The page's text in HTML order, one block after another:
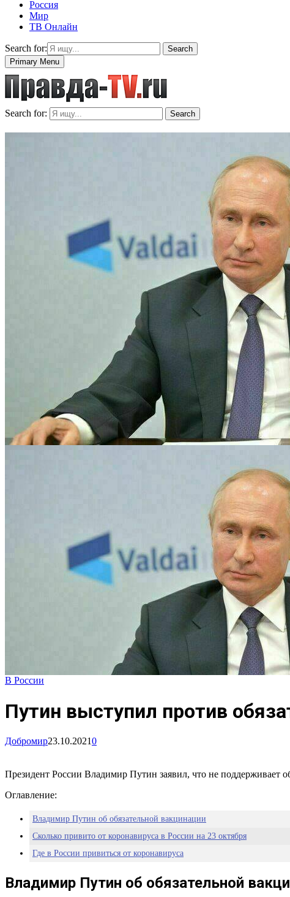
Россия
Мир
ТВ Онлайн
Search for:
Search
Primary Menu
Search for: Search
В России
Путин выступил против
Добромир23.10.20210
Президент России Владимир Путин заявил, что не поддерживает
Оглавление:
Владимир Путин об обязательной вакцинации
Сколько привито от коронавируса в России на 23 октября
Где в России привиться от коронавируса
Владимир Путин об обязательной